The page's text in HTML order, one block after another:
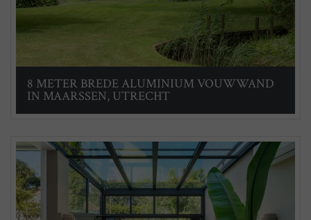
8 METER BREDE ALUMINIUM VOUWWAND
IN MAARSSEN, UTRECHT